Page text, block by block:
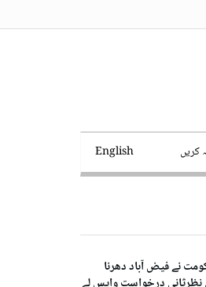
کریں English
نے فیض آباد دھرنا